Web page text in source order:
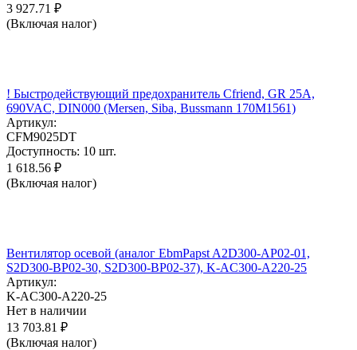
3 927.71 ₽
(Включая налог)
! Быстродействующий предохранитель Cfriend, GR 25А,
690VAC, DIN000 (Mersen, Siba, Bussmann 170M1561)
Артикул:
CFM9025DT
Доступность: 10 шт.
1 618.56 ₽
(Включая налог)
Вентилятор осевой (аналог EbmPapst A2D300-AP02-01,
S2D300-BP02-30, S2D300-BP02-37), K-AC300-A220-25
Артикул:
K-AC300-A220-25
Нет в наличии
13 703.81 ₽
(Включая налог)